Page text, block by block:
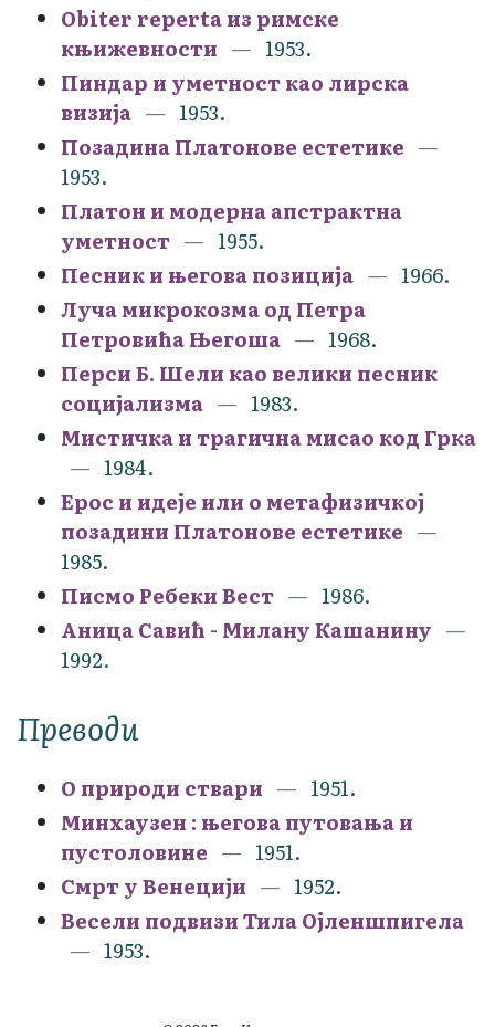
Obiter reperta из римске
књижевности
1953.
Пиндар и уметност као лирска
визија
1953.
Позадина Платонове естетике
1953.
Платон и модерна апстрактна
уметност
1955.
Песник и његова позиција
1966.
Луча микрокозма од Петра
Петровића Његоша
1968.
Перси Б. Шели као велики песник
социјализма
1983.
Мистичка и трагична мисао код Грка
1984.
Ерос и идеје или о метафизичкој
позадини Платонове естетике
1985.
Писмо Ребеки Вест
1986.
Аница Савић - Милану Кашанину
1992.
Преводи
О природи ствари
1951.
Минхаузен : његова путовања и
пустоловине
1951.
Смрт у Венецији
1952.
Весели подвизи Тила Ојленшпигела
1953.